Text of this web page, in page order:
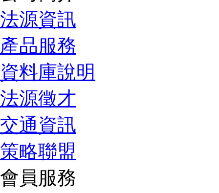
法源資訊
產品服務
資料庫說明
法源徵才
交通資訊
策略聯盟
會員服務